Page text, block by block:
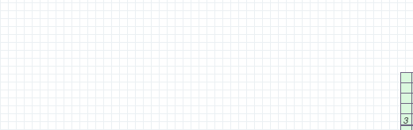
3